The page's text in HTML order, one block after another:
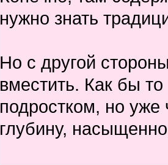
нужно знать
Но с другой
вместить. Как бы
подростком, но уже
глубину,